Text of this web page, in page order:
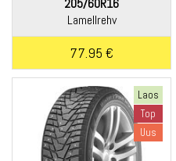
Lamellrehv
77.95 €
Laos
Top
Uus